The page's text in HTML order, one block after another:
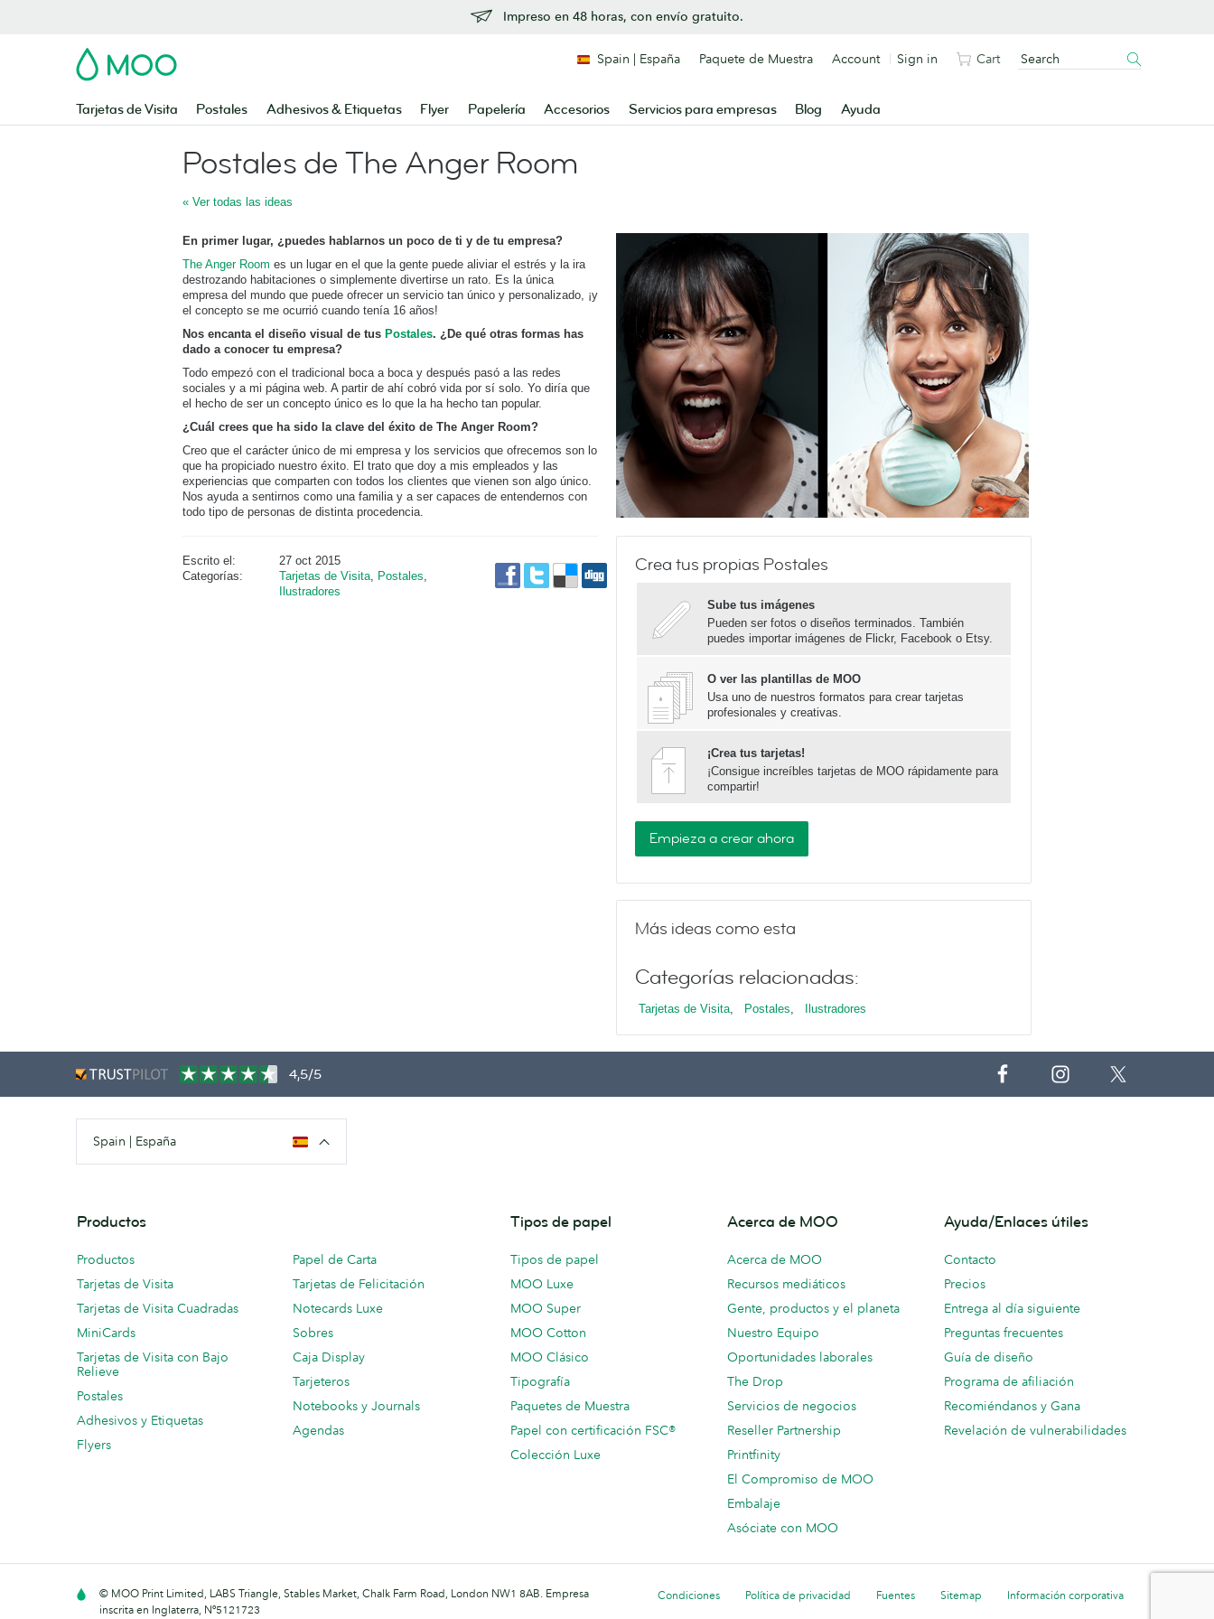
Impreso en 48 horas, con envío gratuito.
MOO
Tarjetas de Visita Postales Adhesivos & Etiquetas Flyer Papelería Accesorios Servicios para empresas Blog Ayuda
Spain | España Paquete de Muestra Account Sign in Cart
Postales de The Anger Room
« Ver todas las ideas
En primer lugar, ¿puedes hablarnos un poco de ti y de tu empresa?
The Anger Room es un lugar en el que la gente puede aliviar el estrés y la ira
destrozando habitaciones o simplemente divertirse un rato. Es la única
empresa del mundo que puede ofrecer un servicio tan único y personalizado, ¡y
el concepto se me ocurrió cuando tenía 16 años!
Nos encanta el diseño visual de tus Postales. ¿De qué otras formas has
dado a conocer tu empresa?
Todo empezó con el tradicional boca a boca y después pasó a las redes
sociales y a mi página web. A partir de ahí cobró vida por sí solo. Yo diría que
el hecho de ser un concepto único es lo que la ha hecho tan popular.
¿Cuál crees que ha sido la clave del éxito de The Anger Room?
​Creo que el carácter único de mi empresa y los servicios que ofrecemos son lo
que ha propiciado nuestro éxito. El trato que doy a mis empleados y las
experiencias que comparten con todos los clientes que vienen son algo único.
Nos ayuda a sentirnos como una familia y a ser capaces de entendernos con
todo tipo de personas de distinta procedencia.
Escrito el:
27 oct 2015
Categorías:
Tarjetas de Visita, Postales,
Ilustradores
Crea tus propias Postales
Sube tus imágenes
Pueden ser fotos o diseños terminados. También
puedes importar imágenes de Flickr, Facebook o Etsy.
O ver las plantillas de MOO
Usa uno de nuestros formatos para crear tarjetas
profesionales y creativas.
¡Crea tus tarjetas!
¡Consigue increíbles tarjetas de MOO rápidamente para
compartir!
Empieza a crear ahora
Más ideas como esta
Categorías relacionadas:
Tarjetas de Visita, Postales, Ilustradores
4,5/5
Spain | España
Productos
Productos
Tarjetas de Visita
Tarjetas de Visita Cuadradas
MiniCards
Tarjetas de Visita con Bajo
Relieve
Postales
Adhesivos y Etiquetas
Flyers
Papel de Carta
Tarjetas de Felicitación
Notecards Luxe
Sobres
Caja Display
Tarjeteros
Notebooks y Journals
Agendas
Tipos de papel
Tipos de papel
MOO Luxe
MOO Super
MOO Cotton
MOO Clásico
Tipografía
Paquetes de Muestra
Papel con certificación FSC®
Colección Luxe
Acerca de MOO
Acerca de MOO
Recursos mediáticos
Gente, productos y el planeta
Nuestro Equipo
Oportunidades laborales
The Drop
Servicios de negocios
Reseller Partnership
Printfinity
El Compromiso de MOO
Embalaje
Asóciate con MOO
Ayuda/Enlaces útiles
Contacto
Precios
Entrega al día siguiente
Preguntas frecuentes
Guía de diseño
Programa de afiliación
Recomiéndanos y Gana
Revelación de vulnerabilidades
Condiciones Política de privacidad Fuentes Sitemap Información corporativa
© MOO Print Limited, LABS Triangle, Stables Market, Chalk Farm Road, London NW1 8AB. Empresa
inscrita en Inglaterra, Nº5121723